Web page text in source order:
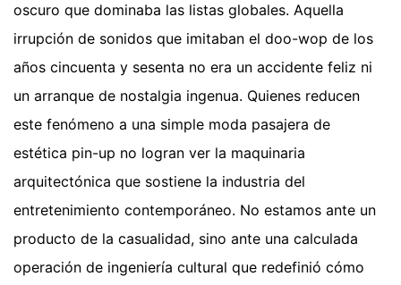
oscuro que dominaba las listas globales. Aquella
irrupción de sonidos que imitaban el doo-wop de los
años cincuenta y sesenta no era un accidente feliz ni
un arranque de nostalgia ingenua. Quienes reducen
este fenómeno a una simple moda pasajera de
estética pin-up no logran ver la maquinaria
arquitectónica que sostiene la industria del
entretenimiento contemporáneo. No estamos ante un
producto de la casualidad, sino ante una calculada
operación de ingeniería cultural que redefinió cómo